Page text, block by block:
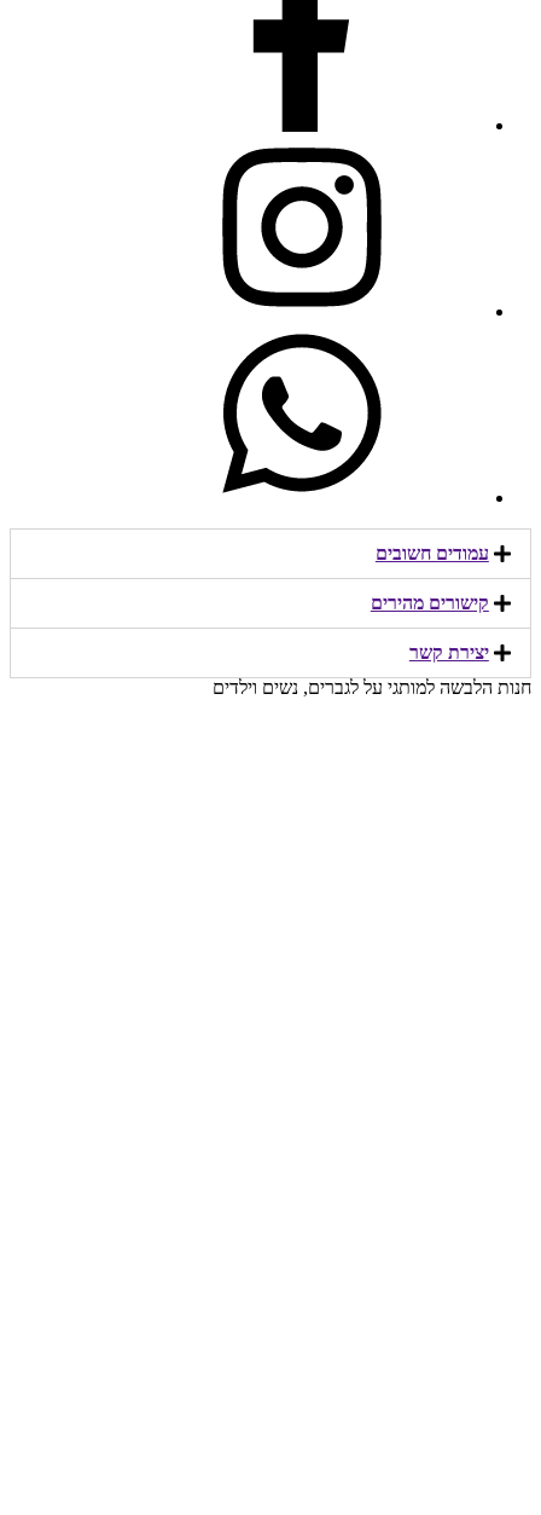
עמודים חשובים
קישורים מהירים​
יצירת קשר​
חנות הלבשה למותגי על לגברים, נשים וילדים